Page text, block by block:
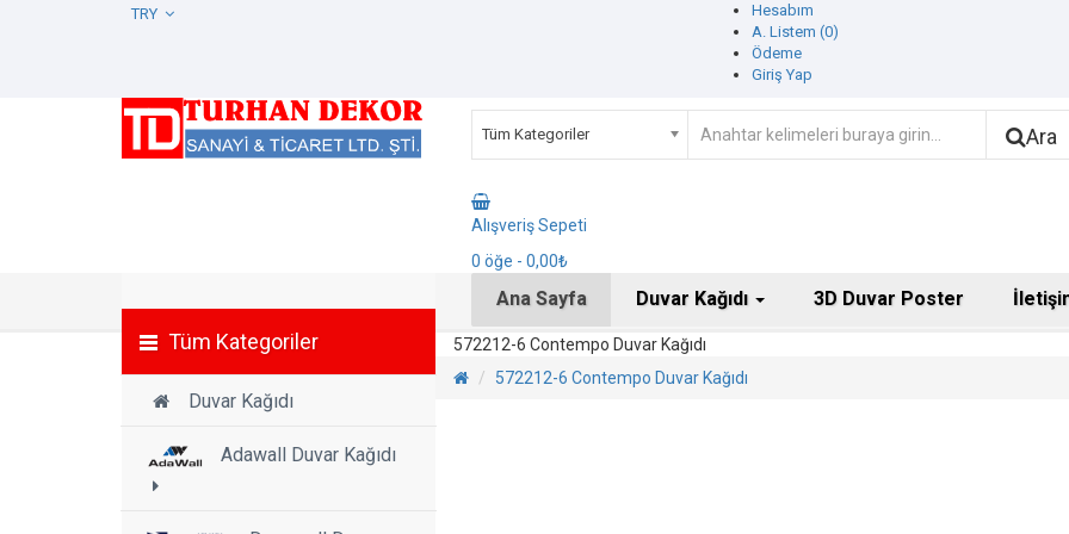
Hesabım
A. Listem (0)
Ödeme
Giriş Yap
Tüm Kategoriler Ara
Alışveriş Sepeti
0 öğe - 0,00₺
Tüm Kategoriler
Duvar Kağıdı
Adawall Duvar Kağıdı
Ana Sayfa Duvar Kağıdı 3D Duvar Poster
572212-6 Contempo Duvar Kağıdı
572212-6 Contempo Duvar Kağıdı